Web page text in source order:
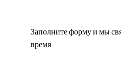
Заполните форму и мы
время